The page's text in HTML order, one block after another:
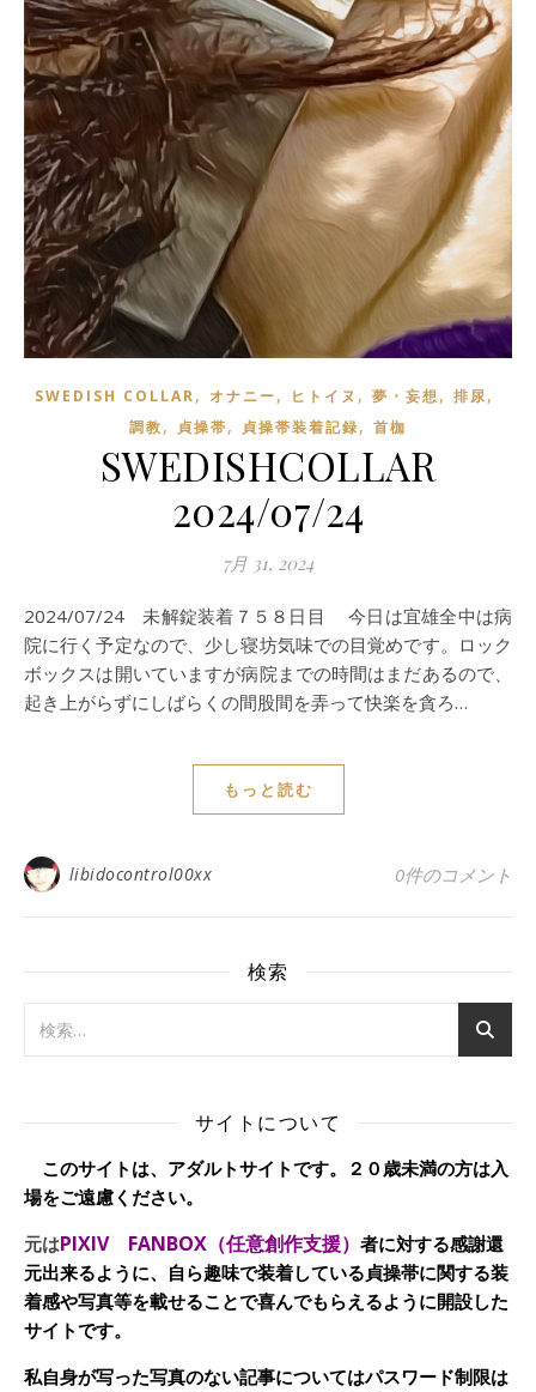
SWEDISH COLLAR, オナニー, ヒトイヌ , 夢・妄想, 排尿,
調教, 貞操帯, 貞操帯装着記録, 首枷
SWEDISHCOLLAR
2024/07/24
7月 31, 2024
2024/07/24 未解錠装着７５８日目 今日は宜雄全中は病
院に行く予定なので、少し寝坊気味での目覚めです。ロック
ボックスは開いていますが病院までの時間はまだあるので、
起き上がらずにしばらくの間股間を弄って快楽を貪ろ…
もっと読む
libidocontrol00xx 0件のコメント
検索
サイトについて
このサイトは、アダルトサイトです。２０歳未満の方は入
場をご遠慮ください。
元はPIXIV FANBOX（任意創作支援） 者に対する感謝還
元出来るように、自ら趣味で装着している貞操帯に関する装
着感や写真等を載せることで喜んでもらえるように開設した
サイトです。
私自身が写った写真のない記事についてはパスワード制限は